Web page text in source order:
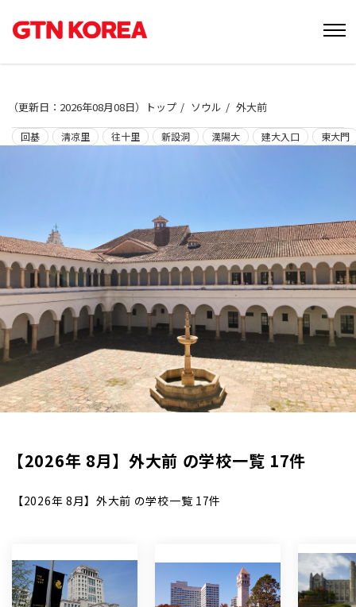
（更新日：2026年08月08日） トップ ソウル 外大前
回基 淸凉里 往十里 新設洞 漢陽大 建大入口 東大門
【2026年 8月】外大前 の学校一覧 17件
【2026年 8月】外大前 の学校一覧 17件